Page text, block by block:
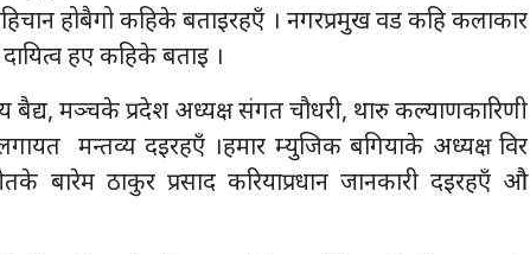
होबैगो कहिके बताइरहएँ । नगरप्रमुख वड कहि कलाकार
हए कहिके बताइ ।
बैद्य, मञ्चके प्रदेश अध्यक्ष संगत चौधरी, थारु कल्याणकारिणी
मन्तव्य दइरहएँ ।हमार म्युजिक बगियाके अध्यक्ष विर
बारेम ठाकुर प्रसाद करियाप्रधान जानकारी दइरहएँ औ